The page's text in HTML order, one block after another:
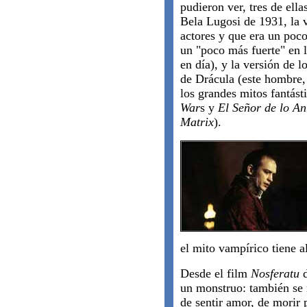
pudieron ver, tres de
Bela Lugosi de 1931, la
actores y que era un
un "poco más fuerte" en
en día), y la versión de
de Drácula (este
los grandes mitos
Wars y El Señor de lo
Matrix).
el mito vampírico tiene
Desde el film Nosferatu
un monstruo: también se
de sentir amor, de morir